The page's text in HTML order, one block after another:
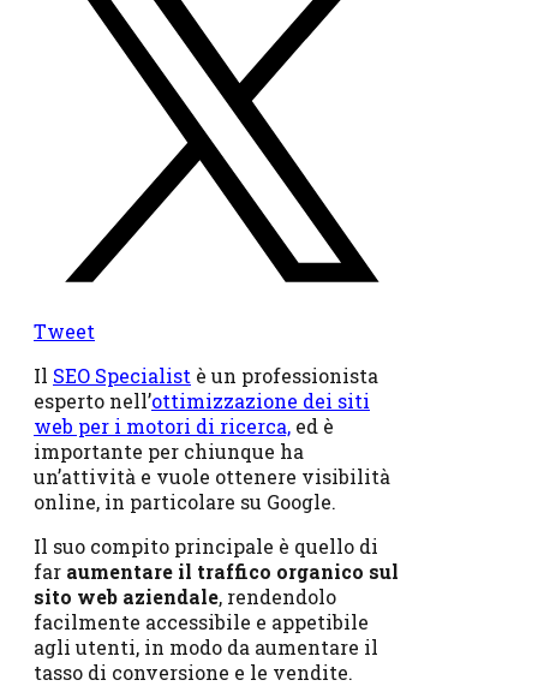
Tweet
Il SEO Specialist è un professionista
esperto nell’ottimizzazione dei siti
web per i motori di ricerca, ed è
importante per chiunque ha
un’attività e vuole ottenere visibilità
online, in particolare su Google.
Il suo compito principale è quello di
far aumentare il traffico organico sul
sito web aziendale, rendendolo
facilmente accessibile e appetibile
agli utenti, in modo da aumentare il
tasso di conversione e le vendite.